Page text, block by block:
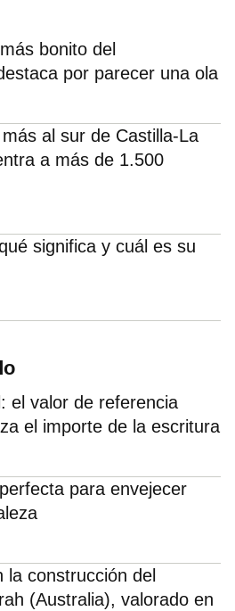
bonito del
por parecer una ola
al sur de Castilla-La
a más de 1.500
significa y cuál es su
el valor de referencia
el importe de la escritura
para envejecer
la construcción del
(Australia), valorado en